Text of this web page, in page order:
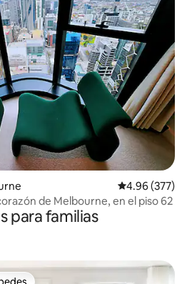
Calificación
4.96 (377)
de Melbourne, en el piso 62
para familias